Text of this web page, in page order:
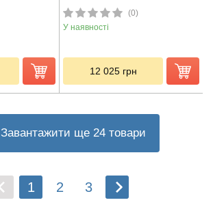
(0)
У наявності
12 025 грн
Завантажити ще 24 товари
1 2 3